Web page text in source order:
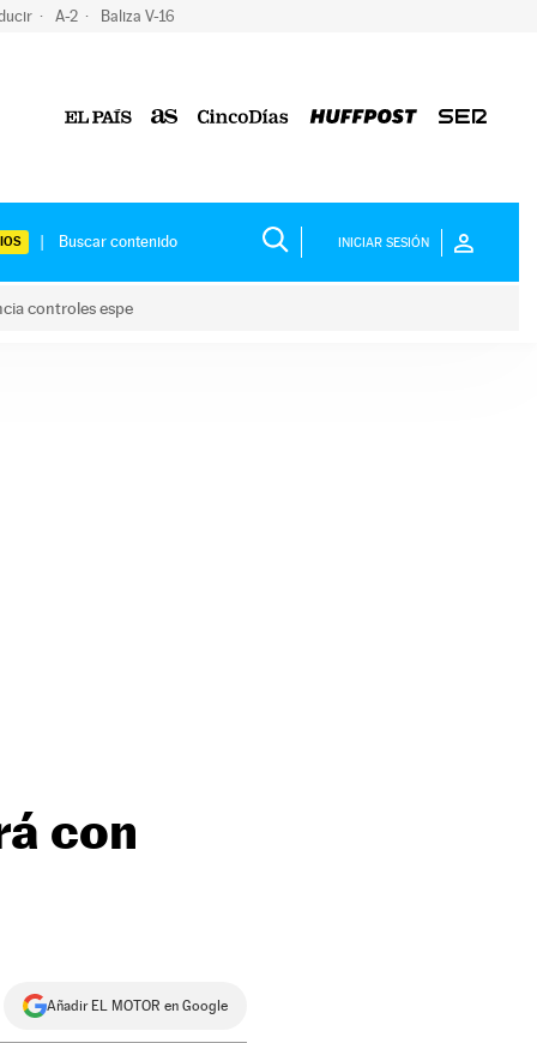
A-2 Baliza V-16
INICIAR SESIÓN
controles espe
con
Añadir EL MOTOR en Google